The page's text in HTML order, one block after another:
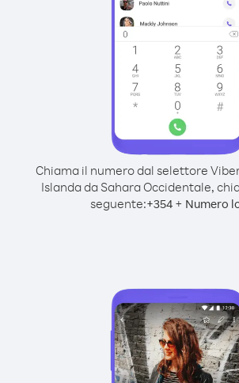
Chiama il numero dal selettore
Islanda da Sahara Occidentale,
seguente:+354 + Numero